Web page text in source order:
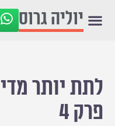
יוליה גרוס
לתת יותר מדי
פרק 4